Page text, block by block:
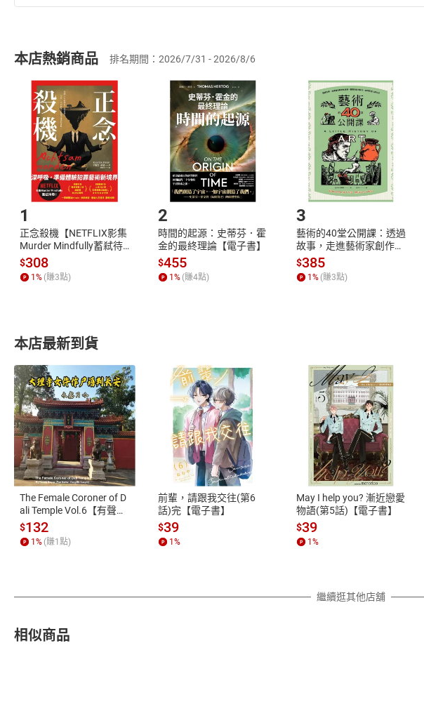
(一)依消費者保護法第19條第1項後段暨通訊交易解除權合理例外情事適用
(二)消費者訂購本店鋪之商品即代表知悉本店鋪所銷售之商品為電子書，
且已下載/存取電子書，不得請求退貨退款。
退貨方式：您欲取消訂單或辦理退貨時，請登入樂天市場，並於「我的訂單
貨」，本店鋪將依您的申請進行審核，待審核通過後將為您辦理退款事宜。
請注意，樂天市場須以整筆訂單為單位進行取消/退貨，恕無法以單支商品取
挑選商品
Choose
放入購物車
Shopping cart
登入帳號
Login
購書後，如何開始使用？
Step1.選擇閱讀載具 Step2.登入
付款方式
ATM轉帳、信用卡、LINE PAY、AFTEE
退換貨規範
本店是否提供消費者保護法七日猶
之權利，遽消費者保護法及通訊交
除權合理例外情事適用準則，依商
質各有不同規定。詳細退換貨說明
照各商品說明。
本店熱銷商品 排名期間：2026/7/31 - 2026/8/6
1
正念殺機【NETFLIX影集
Murder Mindfully蓄弒待
發】【電子書】
$308
1% (賺3點)
2
時間的起源：史蒂芬．霍
金的最終理論【電子書】
$455
1% (賺4點)
3
藝術的40堂公開課：透過
故事，走進藝術家創作現
場，看藝術如何誕生、如
何形塑人類生活【電子
書】
$385
1% (賺3點)
本店最新到貨
The Female Coroner of D
ali Temple Vol.6【有聲
書】
$132
1% (賺1點)
前輩，請跟我交往(第6
話)完【電子書】
$39
1%
May I help you? 漸近戀愛
物語(第5話)【電子書】
$39
1%
繼續逛其他店舖
相似商品